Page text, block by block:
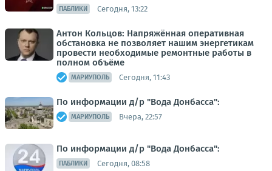
ПАБЛИКИ Сегодня, 13:22
Антон Кольцов: Напряжённая оперативная
обстановка не позволяет нашим энергетикам
провести необходимые ремонтные работы в
полном объёме
МАРИУПОЛЬ Сегодня, 11:43
По информации д/р "Вода Донбасса":
МАРИУПОЛЬ Вчера, 22:57
По информации д/р "Вода Донбасса":
ПАБЛИКИ Сегодня, 08:58